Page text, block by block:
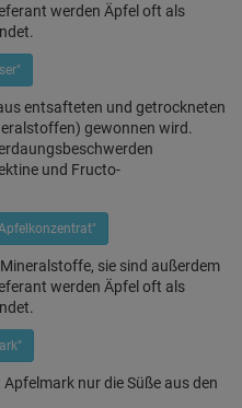
werden Äpfel oft als
entsafteten und getrockneten
gewonnen wird.
und Fructo-
sie sind außerdem
werden Äpfel oft als
nur die Süße aus den